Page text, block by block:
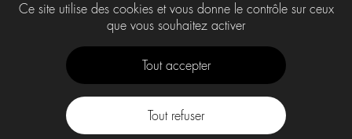
Ce site utilise des cookies et vous donne le contrôle sur ceux
que vous souhaitez activer
Tout accepter
Tout refuser